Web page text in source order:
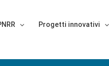
Progetti innovativi